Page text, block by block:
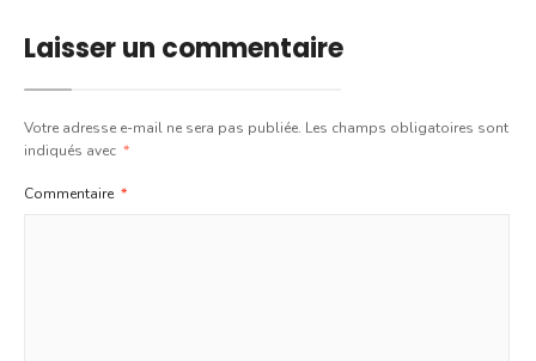
Laisser un commentaire
Votre adresse e-mail ne sera pas publiée. Les champs obligatoires sont
indiqués avec *
Commentaire *